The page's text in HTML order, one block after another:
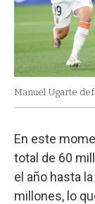
Manuel Ugarte
En este
total de 60
el año hasta
millones, lo